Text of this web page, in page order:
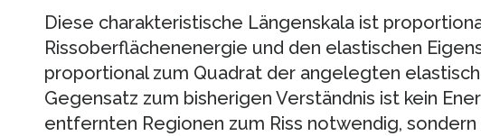
Diese charakteristische Längenskala ist
Rissoberflächenenergie und den elastischen
proportional zum Quadrat der angelegten
Gegensatz zum bisherigen Verständnis ist kein
entfernten Regionen zum Riss notwendig, sondern